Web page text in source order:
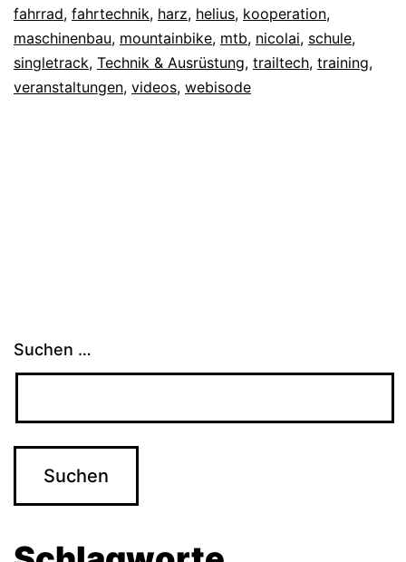
fahrrad, fahrtechnik, harz, helius, kooperation,
maschinenbau, mountainbike, mtb, nicolai, schule,
singletrack, Technik & Ausrüstung, trailtech, training,
veranstaltungen, videos, webisode
Suchen …